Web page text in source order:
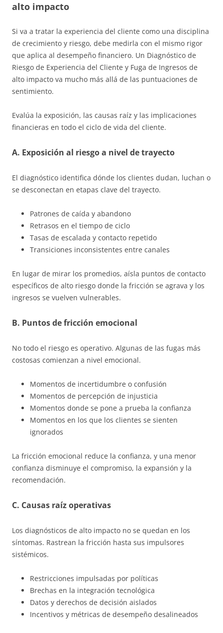
alto impacto
Si va a tratar la experiencia del cliente como una disciplina
de crecimiento y riesgo, debe medirla con el mismo rigor
que aplica al desempeño financiero. Un Diagnóstico de
Riesgo de Experiencia del Cliente y Fuga de Ingresos de
alto impacto va mucho más allá de las puntuaciones de
sentimiento.
Evalúa la exposición, las causas raíz y las implicaciones
financieras en todo el ciclo de vida del cliente.
A. Exposición al riesgo a nivel de trayecto
El diagnóstico identifica dónde los clientes dudan, luchan o
se desconectan en etapas clave del trayecto.
Patrones de caída y abandono
Retrasos en el tiempo de ciclo
Tasas de escalada y contacto repetido
Transiciones inconsistentes entre canales
En lugar de mirar los promedios, aísla puntos de contacto
específicos de alto riesgo donde la fricción se agrava y los
ingresos se vuelven vulnerables.
B. Puntos de fricción emocional
No todo el riesgo es operativo. Algunas de las fugas más
costosas comienzan a nivel emocional.
Momentos de incertidumbre o confusión
Momentos de percepción de injusticia
Momentos donde se pone a prueba la confianza
Momentos en los que los clientes se sienten
ignorados
La fricción emocional reduce la confianza, y una menor
confianza disminuye el compromiso, la expansión y la
recomendación.
C. Causas raíz operativas
Los diagnósticos de alto impacto no se quedan en los
síntomas. Rastrean la fricción hasta sus impulsores
sistémicos.
Restricciones impulsadas por políticas
Brechas en la integración tecnológica
Datos y derechos de decisión aislados
Incentivos y métricas de desempeño desalineados